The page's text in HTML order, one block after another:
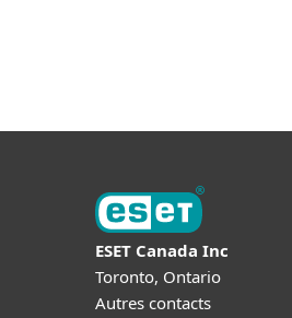
ESET Canada Inc
Toronto, Ontario
Autres contacts